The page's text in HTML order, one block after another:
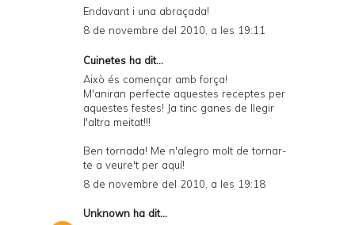
Endavant i una abraçada!
8 de novembre del 2010, a les 19:11
Cuinetes ha dit...
Això és començar amb força!
M'aniran perfecte aquestes receptes per
aquestes festes! Ja tinc ganes de llegir
l'altra meitat!!!
Ben tornada! Me n'alegro molt de tornar-
te a veure't per aquí!
8 de novembre del 2010, a les 19:18
Unknown ha dit...